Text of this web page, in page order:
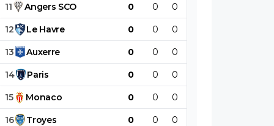
11 Angers SCO 0 0 0
12 Le Havre 0 0 0
13 Auxerre 0 0 0
14 Paris 0 0 0
15 Monaco 0 0 0
16 Troyes 0 0 0